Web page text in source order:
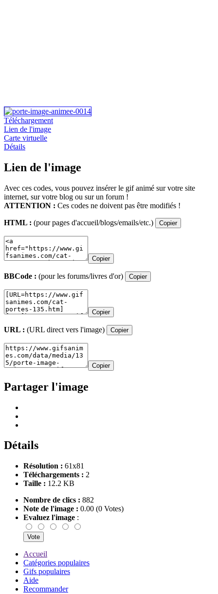
Téléchargement
Lien de l'image
Carte virtuelle
Détails
Lien de l'image
Avec ces codes, vous pouvez insérer le gif animé sur votre site
internet, sur votre blog ou sur un forum !
ATTENTION : Ces codes ne doivent pas être modifiés !
HTML : (pour pages d'accueil/blogs/emails/etc.) Copier
Copier
BBCode : (pour les forums/livres d'or) Copier
Copier
URL : (URL direct vers l'image) Copier
Copier
Partager l'image
Détails
Résolution : 61x81
Téléchargements : 2
Taille : 12.2 KB
Nombre de clics : 882
Note de l'image : 0.00 (0 Votes)
Evaluez l'image :
Accueil
Catégories populaires
Gifs populaires
Aide
Recommander